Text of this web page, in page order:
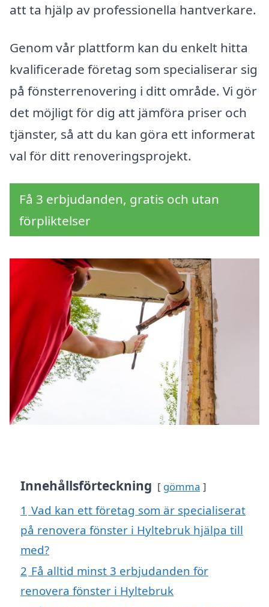
att ta hjälp av professionella hantverkare.
Genom vår plattform kan du enkelt hitta
kvalificerade företag som specialiserar sig
på fönsterrenovering i ditt område. Vi gör
det möjligt för dig att jämföra priser och
tjänster, så att du kan göra ett informerat
val för ditt renoveringsprojekt.
Få 3 erbjudanden, gratis och utan
förpliktelser
Innehållsförteckning gömma
1 Vad kan ett företag som är specialiserat
på renovera fönster i Hyltebruk hjälpa till
med?
2 Få alltid minst 3 erbjudanden för
renovera fönster i Hyltebruk